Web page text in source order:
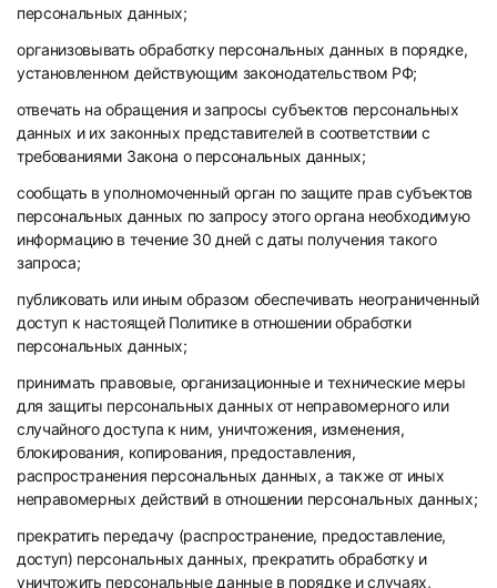
персональных данных;
организовывать обработку персональных данных в порядке,
установленном действующим законодательством РФ;
отвечать на обращения и запросы субъектов персональных
данных и их законных представителей в соответствии с
требованиями Закона о персональных данных;
сообщать в уполномоченный орган по защите прав субъектов
персональных данных по запросу этого органа необходимую
информацию в течение 30 дней с даты получения такого
запроса;
публиковать или иным образом обеспечивать неограниченный
доступ к настоящей Политике в отношении обработки
персональных данных;
принимать правовые, организационные и технические меры
для защиты персональных данных от неправомерного или
случайного доступа к ним, уничтожения, изменения,
блокирования, копирования, предоставления,
распространения персональных данных, а также от иных
неправомерных действий в отношении персональных данных;
прекратить передачу (распространение, предоставление,
доступ) персональных данных, прекратить обработку и
уничтожить персональные данные в порядке и случаях,